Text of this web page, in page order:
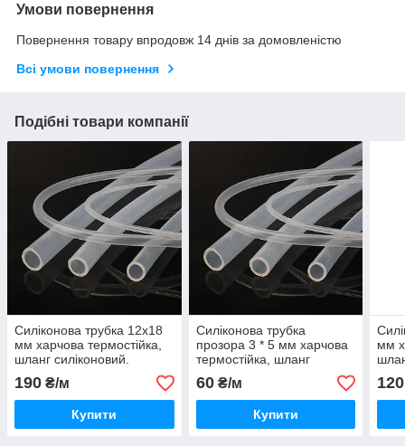
Умови повернення
Повернення товару впродовж 14 днів за домовленістю
Всі умови повернення
Подібні товари компанії
Силіконова трубка 12х18
мм харчова термостійка,
шланг силіконовий.
190 ₴/м
Купити
Силіконова трубка
прозора 3 * 5 мм харчова
термостійка, шланг
силіконовий
60₴/м
Купити
мм
120